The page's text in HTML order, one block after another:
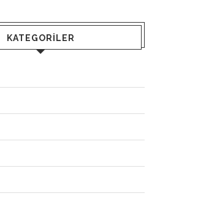
KATEGORILER